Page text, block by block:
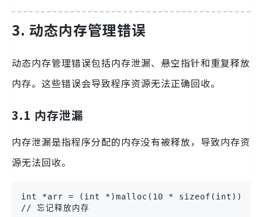
3. 动态内存管理错误
动态内存管理错误包括内存泄漏、悬空指针和重复释放
内存。这些错误会导致程序资源无法正确回收。
3.1 内存泄漏
内存泄漏是指程序分配的内存没有被释放，导致内存资
源无法回收。
int *arr = (int *)malloc(10 * sizeof(int));
// 忘记释放内存